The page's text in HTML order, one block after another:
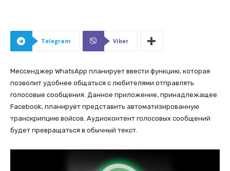
Telegram Viber
Мессенджер WhatsApp планирует ввести функцию, которая
позволит удобнее общаться с любителями отправлять
голосовые сообщения. Данное приложение, принадлежащее
Facebook, планирует представить автоматизированную
транскрипцию войсов. Аудиоконтент голосовых сообщений
будет превращаться в обычный текст.